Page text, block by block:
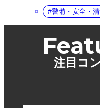
警備・安全・
注目コ